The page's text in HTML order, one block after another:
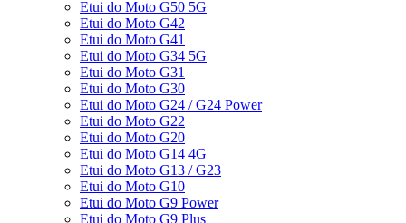
Etui do Moto G50 5G
Etui do Moto G42
Etui do Moto G41
Etui do Moto G34 5G
Etui do Moto G31
Etui do Moto G30
Etui do Moto G24 / G24 Power
Etui do Moto G22
Etui do Moto G20
Etui do Moto G14 4G
Etui do Moto G13 / G23
Etui do Moto G10
Etui do Moto G9 Power
Etui do Moto G9 Plus